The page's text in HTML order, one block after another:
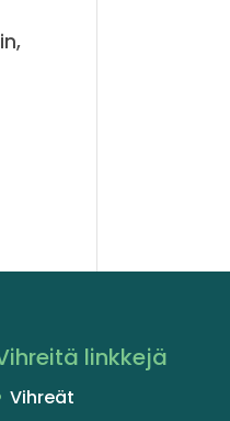
linkkejä
Vihreät